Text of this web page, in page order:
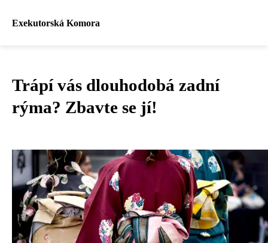
Exekutorská Komora
Trápí vás dlouhodobá zadní
rýma? Zbavte se jí!